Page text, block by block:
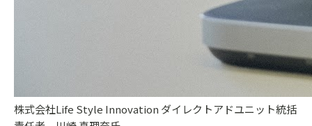
株式会社Life Style Innovation ダイレクトアドユニット統括